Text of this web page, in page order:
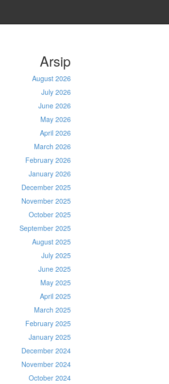
Arsip
August 2026
July 2026
June 2026
May 2026
April 2026
March 2026
February 2026
January 2026
December 2025
November 2025
October 2025
September 2025
August 2025
July 2025
June 2025
May 2025
April 2025
March 2025
February 2025
January 2025
December 2024
November 2024
October 2024